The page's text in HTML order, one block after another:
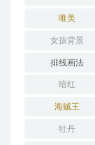
唯美
女孩背景
排线画法
暗红
海贼王
牡丹